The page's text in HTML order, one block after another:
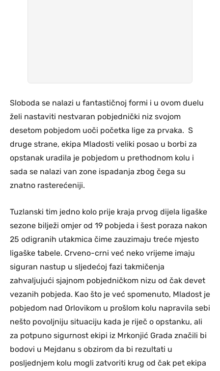
Sloboda se nalazi u fantastičnoj formi i u ovom duelu
želi nastaviti nestvaran pobjednički niz svojom
desetom pobjedom uoči početka lige za prvaka. S
druge strane, ekipa Mladosti veliki posao u borbi za
opstanak uradila je pobjedom u prethodnom kolu i
sada se nalazi van zone ispadanja zbog čega su
znatno rasterećeniji.
Tuzlanski tim jedno kolo prije kraja prvog dijela ligaške
sezone bilježi omjer od 19 pobjeda i šest poraza nakon
25 odigranih utakmica čime zauzimaju treće mjesto
ligaške tabele. Crveno-crni već neko vrijeme imaju
siguran nastup u sljedećoj fazi takmičenja
zahvaljujući sjajnom pobjedničkom nizu od čak devet
vezanih pobjeda. Kao što je već spomenuto, Mladost je
pobjedom nad Orlovikom u prošlom kolu napravila sebi
nešto povoljniju situaciju kada je riječ o opstanku, ali
za potpuno sigurnost ekipi iz Mrkonjić Grada značili bi
bodovi u Mejdanu s obzirom da bi rezultati u
posljednjem kolu mogli zatvoriti krug od čak pet ekipa